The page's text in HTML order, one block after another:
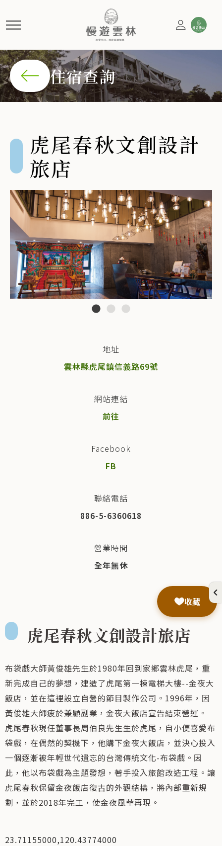
虎尾春秋文創設計旅店
布袋戲大師黃俊雄先生於1980年回到家鄉雲林虎尾，重新
住宿查詢
虎尾春秋文創設計
旅店
地址
雲林縣虎尾鎮信義路69號
網站連結
前往
Facebook
FB
聯絡電話
886-5-6360618
營業時間
全年無休
虎尾春秋文創設計旅店
布袋戲大師黃俊雄先生於1980年回到家鄉雲林虎尾，重
新完成自己的夢想，建造了虎尾第一棟電梯大樓--金夜大
飯店，並在這裡設立自營的節目製作公司。1996年，因
黃俊雄大師疲於兼顧副業，金夜大飯店宣告結束營運。
虎尾春秋現任董事長周伯良先生生於虎尾，自小便喜愛布
袋戲，在偶然的契機下，他購下金夜大飯店，並決心投入
一個逐漸被年輕世代遺忘的台灣傳統文化-布袋戲。因
此，他以布袋戲為主題發想，著手投入旅館改造工程。讓
虎尾春秋保留金夜飯店復古的外觀結構，將內部重新規
劃，並於2018年完工，使金夜風華再現。
收藏
23.71155000,120.43774000